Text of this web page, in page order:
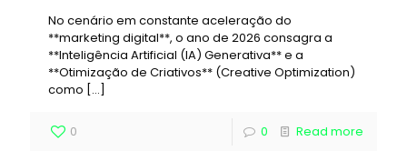
No cenário em constante aceleração do
**marketing digital**, o ano de 2026 consagra a
**Inteligência Artificial (IA) Generativa** e a
**Otimização de Criativos** (Creative Optimization)
como […]
0 0 Read more